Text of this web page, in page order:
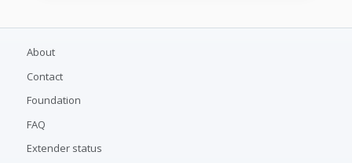
About
Contact
Foundation
FAQ
Extender status